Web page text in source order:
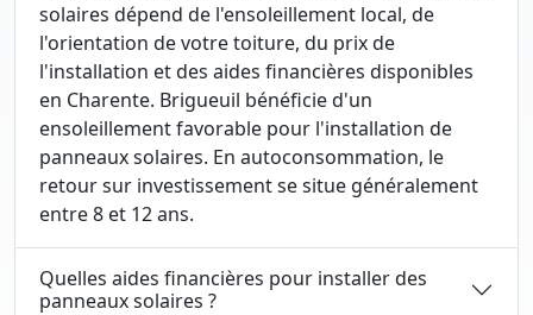
solaires dépend de l'ensoleillement local, de
l'orientation de votre toiture, du prix de
l'installation et des aides financières disponibles
en Charente. Brigueuil bénéficie d'un
ensoleillement favorable pour l'installation de
panneaux solaires. En autoconsommation, le
retour sur investissement se situe généralement
entre 8 et 12 ans.
Quelles aides financières pour installer des
panneaux solaires ?